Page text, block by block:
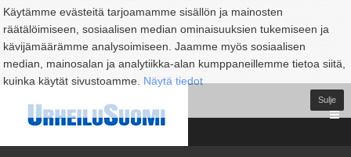
Käytämme evästeitä tarjoamamme sisällön ja mainosten
räätälöimiseen, sosiaalisen median ominaisuuksien tukemiseen ja
kävijämäärämme analysoimiseen. Jaamme myös sosiaalisen
median, mainosalan ja analytiikka-alan kumppaneillemme tietoa siitä,
kuinka käytät sivustoamme. Näytä tiedot
Sulje